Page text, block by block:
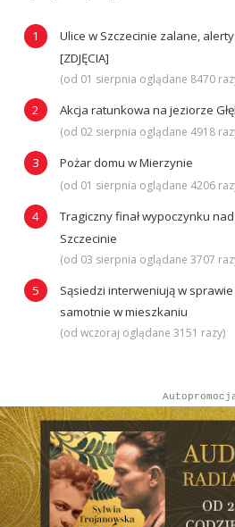
Ulice w Szczecinie zalane,
[ZDJĘCIA]
(od 01 sierpnia oglądane 8470
Akcja ratunkowa na jeziorze
(od 02 sierpnia oglądane 4918
Pożar domu w Mierzynie
(od 01 sierpnia oglądane 4206
Tragiczny finał wypoczynku
Szczecinie
(od 03 sierpnia oglądane 3707
Sąsiedzi interweniują w
samotnie w mieszkaniu
(od wczoraj oglądane 3151 razy)